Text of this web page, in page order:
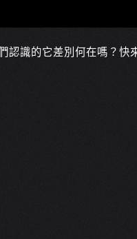
識的它差別何在嗎？快